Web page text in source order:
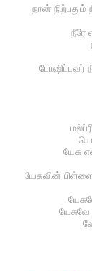
நான் நிற்பதும்
நீரே
போஷிப்பவர்
யேசு
யேசுவின்